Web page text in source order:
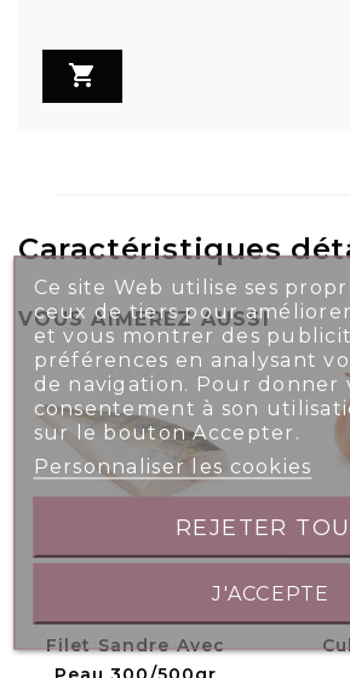

Caractéristiques
VOUS AIMEREZ AUSSI
Filet Sandre Avec
Ce site Web utilise ses
ceux de tiers pour
et vous montrer des
préférences en analysant
de navigation. Pour donner
consentement à son
sur le bouton Accepter.
Personnaliser les cookies
REJETER
J'ACCEPTE